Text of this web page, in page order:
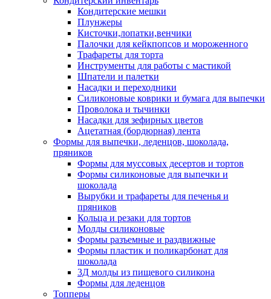
Кондитерские мешки
Плунжеры
Кисточки,лопатки,венчики
Палочки для кейкпопсов и мороженного
Трафареты для торта
Инструменты для работы с мастикой
Шпатели и палетки
Насадки и переходники
Силиконовые коврики и бумага для выпечки
Проволока и тычинки
Насадки для зефирных цветов
Ацетатная (бордюрная) лента
Формы для выпечки, леденцов, шоколада,
пряников
Формы для муссовых десертов и тортов
Формы силиконовые для выпечки и
шоколада
Вырубки и трафареты для печенья и
пряников
Кольца и резаки для тортов
Молды силиконовые
Формы разъемные и раздвижные
Формы пластик и поликарбонат для
шоколада
3Д молды из пищевого силикона
Формы для леденцов
Топперы